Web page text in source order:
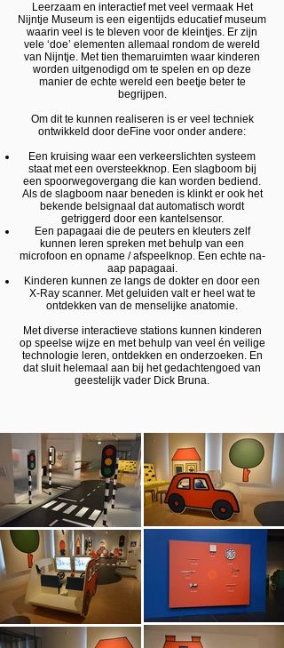
Leerzaam en interactief met veel vermaak Het
Nijntje Museum is een eigentijds educatief museum
waarin veel is te bleven voor de kleintjes. Er zijn
vele ‘doe’ elementen allemaal rondom de wereld
van Nijntje. Met tien themaruimten waar kinderen
worden uitgenodigd om te spelen en op deze
manier de echte wereld een beetje beter te
begrijpen.
Om dit te kunnen realiseren is er veel techniek
ontwikkeld door deFine voor onder andere:
Een kruising waar een verkeerslichten systeem
staat met een oversteekknop. Een slagboom bij
een spoorwegovergang die kan worden bediend.
Als de slagboom naar beneden is klinkt er ook het
bekende belsignaal dat automatisch wordt
getriggerd door een kantelsensor.
Een papagaai die de peuters en kleuters zelf
kunnen leren spreken met behulp van een
microfoon en opname / afspeelknop. Een echte na-
aap papagaai.
Kinderen kunnen ze langs de dokter en door een
X-Ray scanner. Met geluiden valt er heel wat te
ontdekken van de menselijke anatomie.
Met diverse interactieve stations kunnen kinderen
op speelse wijze en met behulp van veel én veilige
technologie leren, ontdekken en onderzoeken. En
dat sluit helemaal aan bij het gedachtengoed van
geestelijk vader Dick Bruna.